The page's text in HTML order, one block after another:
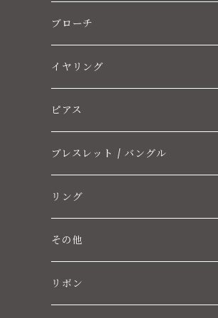
ブローチ
イヤリング
ピアス
ブレスレット / バングル
リング
その他
リボン